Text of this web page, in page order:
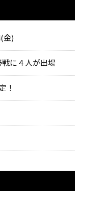
金)
に４人が出場
！